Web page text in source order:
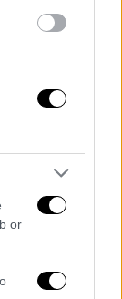
or
με στόχο
Καλώς